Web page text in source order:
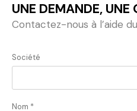
UNE DEMANDE, UNE
Contactez-nous à l’aide
Société
Nom *